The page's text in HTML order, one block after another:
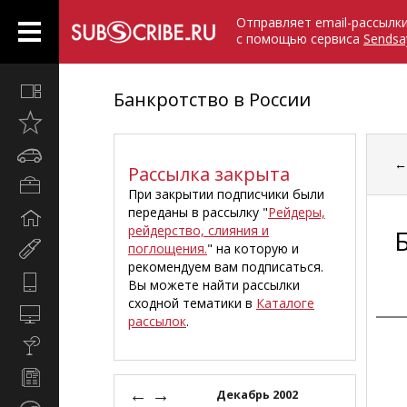
Отправляет email-рассылки
с помощью сервиса
недавно
Компьютеры
Новости
Банкротство в России
Рассылка закрыта
При закрытии подписчики были
переданы в рассылку "Рейдеры,
рейдерство, слияния и
поглощения." на которую и
рекомендуем вам подписаться.
Вы можете найти рассылки
сходной тематики в Каталоге
рассылок.
← Декабрь 2002
→
←